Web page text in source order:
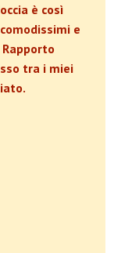
è così
e
tra i miei